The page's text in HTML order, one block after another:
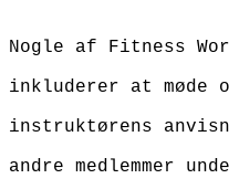
Nogle af Fitness
inkluderer at
instruktørens
andre medlemmer